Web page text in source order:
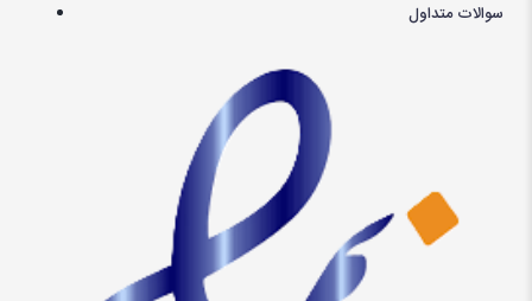
سوالات متداول